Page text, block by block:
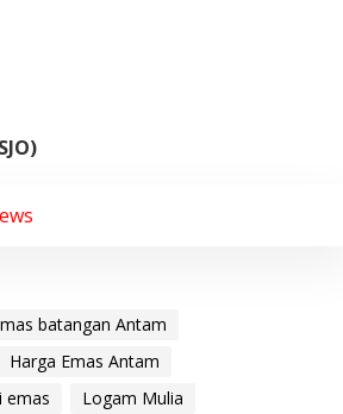
batangan Antam
Harga Emas Antam
emas
Logam Mulia